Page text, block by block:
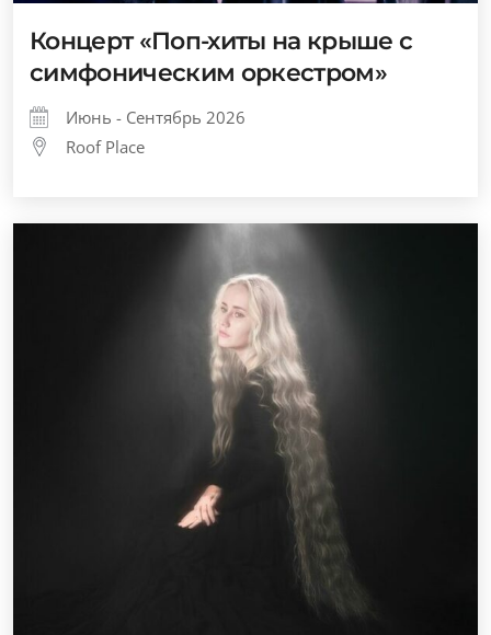
Концерт «Поп-хиты на крыше с
симфоническим оркестром»
Июнь - Сентябрь 2026
Roof Place